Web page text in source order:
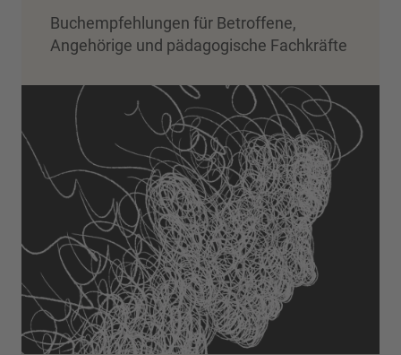
Buchempfehlungen für Betroffene,
Angehörige und pädagogische Fachkräfte